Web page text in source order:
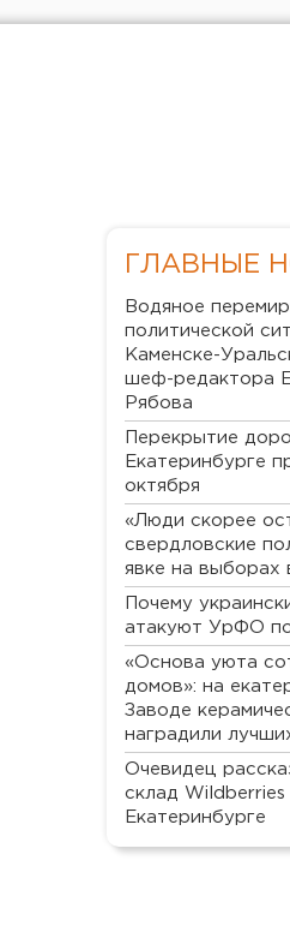
ГЛАВНЫЕ
Водяное
политической
Каменске-
шеф-редактора
Рябова
Перекрытие
Екатеринбурге
октября
«Люди скорее
свердловские
явке на выборах
Почему
атакуют УрФО
«Основа уюта
домов»: на
Заводе
наградили
Очевидец
склад Wildberries
Екатеринбурге